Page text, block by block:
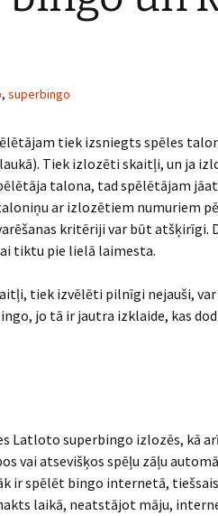
, superbingo
tiek izsniegts spēles
Tiek izlozēti skaitļi, un ja
talona, tad spēlētājam
ar izlozētiem numuriem
kritēriji var būt atšķirīgi.
tiktu pie lielā laimesta.
tiek izvēlēti pilnīgi nejauši,
jo tā ir jautra izklaide, kas
Latloto superbingo izlozēs, kā
vai atsevišķos spēļu zāļu
ir spēlēt bingo internetā,
laikā, neatstājot māju,